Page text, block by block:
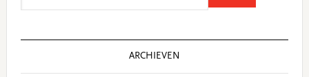
ARCHIEVEN